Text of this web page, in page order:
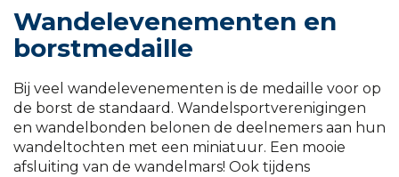
Wandelevenementen en
borstmedaille
Bij veel wandelevenementen is de medaille voor op
de borst de standaard. Wandelsportverenigingen
en wandelbonden belonen de deelnemers aan hun
wandeltochten met een miniatuur. Een mooie
afsluiting van de wandelmars! Ook tijdens